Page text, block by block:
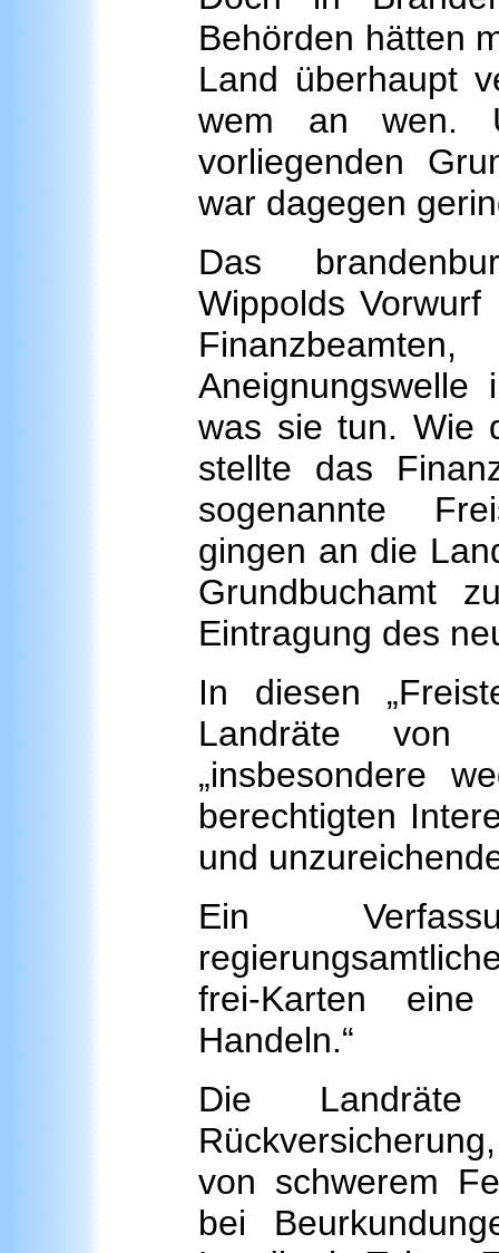
Behörden hätten
Land überhaupt
wem an wen.
vorliegenden
war dagegen
Das
Wippolds
was sie tun. Wie
stellte das
sogenannte
gingen an die
Grundbuchamt
Eintragung des
In diesen
Landräte von
„insbesondere
berechtigten
und
Ein
frei-Karten eine
Handeln.“
Die
von schwerem
bei